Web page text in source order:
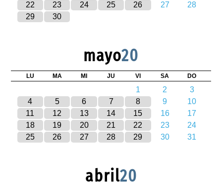
22
23 24 25 26 27
28
29
30
mayo20
LU MA MI JU VI SA DO
1 2
3
4
5 6 7 8 9
10
11
12 13 14 15 16
17
18
19 20 21 22 23
24
25
26 27 28 29 30 31
abril20